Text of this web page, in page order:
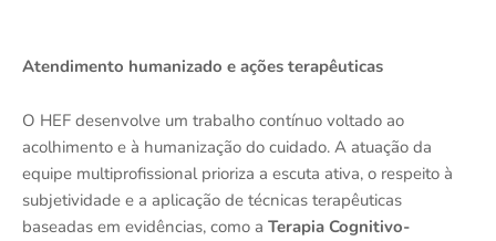
Atendimento humanizado e ações terapêuticas
O HEF desenvolve um trabalho contínuo voltado ao
acolhimento e à humanização do cuidado. A atuação da
equipe multiprofissional prioriza a escuta ativa, o respeito à
subjetividade e a aplicação de técnicas terapêuticas
baseadas em evidências, como a Terapia Cognitivo-